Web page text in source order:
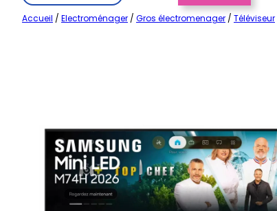
Accueil / Electroménager / Gros électromenager / Téléviseur